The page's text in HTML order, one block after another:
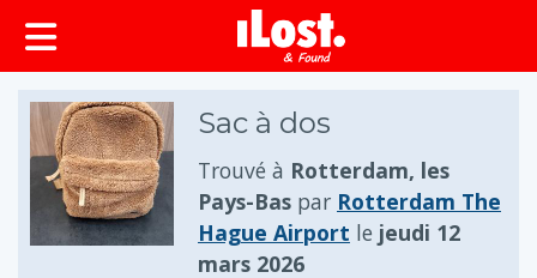
principal
Sac à dos
Trouvé à Rotterdam, les
Pays-Bas par Rotterdam The
Hague Airport le jeudi 12
mars 2026